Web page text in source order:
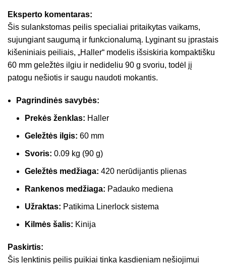
Eksperto komentaras:
Šis sulankstomas peilis specialiai pritaikytas vaikams,
sujungiant saugumą ir funkcionalumą. Lyginant su įprastais
kišeniniais peiliais, „Haller“ modelis išsiskiria kompaktišku
60 mm geležtės ilgiu ir nedideliu 90 g svoriu, todėl jį
patogu nešiotis ir saugu naudoti mokantis.
Pagrindinės savybės:
Prekės ženklas: Haller
Geležtės ilgis: 60 mm
Svoris: 0.09 kg (90 g)
Geležtės medžiaga: 420 nerūdijantis plienas
Rankenos medžiaga: Padauko mediena
Užraktas: Patikima Linerlock sistema
Kilmės šalis: Kinija
Paskirtis:
Šis lenktinis peilis puikiai tinka kasdieniam nešiojimui